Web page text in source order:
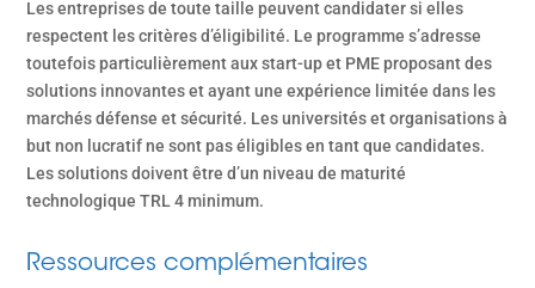
Les entreprises de toute taille peuvent candidater si elles
respectent les critères d’éligibilité. Le programme s’adresse
toutefois particulièrement aux start-up et PME proposant des
solutions innovantes et ayant une expérience limitée dans les
marchés défense et sécurité. Les universités et organisations à
but non lucratif ne sont pas éligibles en tant que candidates.
Les solutions doivent être d’un niveau de maturité
technologique TRL 4 minimum.
Ressources complémentaires